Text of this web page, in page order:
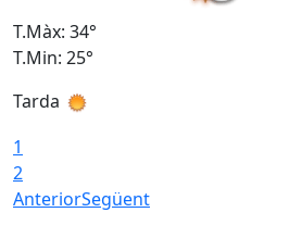
T.Màx: 34°
T.Min: 25°
Tarda
1
2
AnteriorSegüent